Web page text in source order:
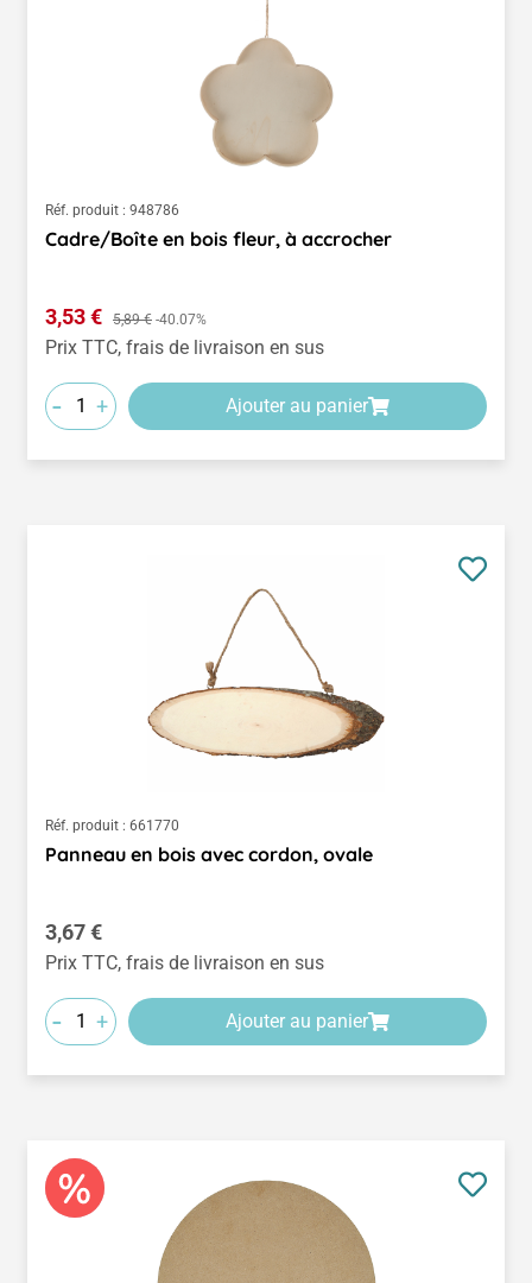
Réf. produit : 948786
Cadre/Boîte en bois fleur, à accrocher
Prix de vente :
3,53 € Prix régulier :
5,89 € -40.07%
Prix TTC, frais de livraison en sus
- + Ajouter au panier
Réf. produit : 661770
Panneau en bois avec cordon, ovale
Prix régulier :
3,67 €
Prix TTC, frais de livraison en sus
- + Ajouter au panier